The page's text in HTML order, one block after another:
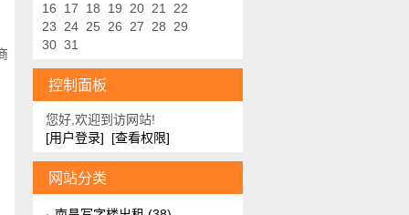
16
17 18 19 20 21
22
23
24 25 26 27 28
29
30 31
控制面板
您好,欢迎到访网站!
[用户登录]
[查看权限]
网站分类